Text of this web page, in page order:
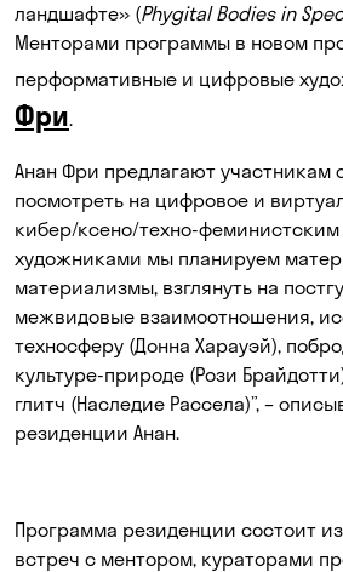
ландшафте» (Phygital Bodies in
Менторами программы в новом
перформативные и цифровые
Фри.
Анан Фри предлагают участникам
посмотреть на цифровое и
кибер/ксено/техно-феминистским
художниками мы планируем
материализмы, взглянуть на
межвидовые взаимоотношения,
техносферу (Донна Харауэй),
культуре-природе (Рози
глитч (Наследие Рассела)”, –
резиденции Анан.
Программа резиденции состоит
встреч с ментором, кураторами